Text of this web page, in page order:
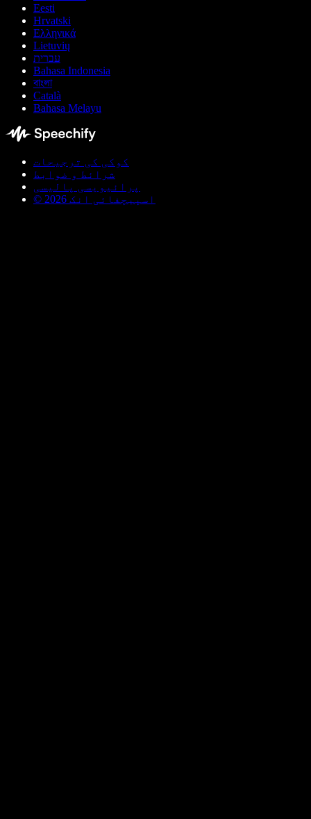
Eesti
Hrvatski
Ελληνικά
Lietuvių
עברית
Bahasa Indonesia
বাংলা
Català
Bahasa Melayu
کوکی کی ترجیحات
شرائط و ضوابط
پرائیویسی پالیسی
© اسپیچفائی انک 2026